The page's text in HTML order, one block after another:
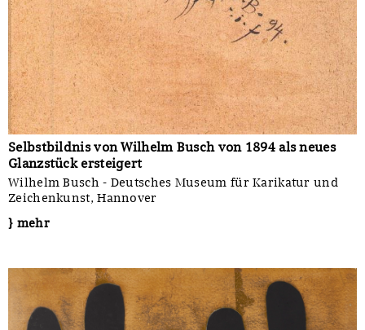
Selbstbildnis von Wilhelm Busch von 1894 als neues
Glanzstück ersteigert
Wilhelm Busch - Deutsches Museum für Karikatur und
Zeichenkunst, Hannover
} mehr